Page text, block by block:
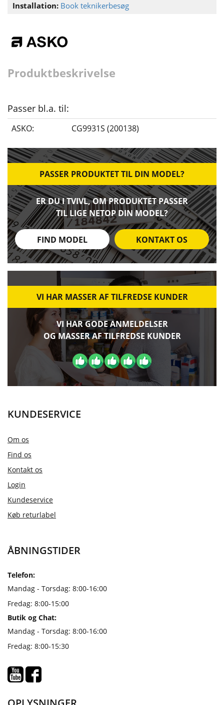
Installation: Book teknikerbesøg
Produktbeskrivelse
Passer bl.a. til:
ASKO: CG9931S (200138)
PASSER PRODUKTET TIL DIN MODEL?
ER DU I TVIVL, OM PRODUKTET PASSER
TIL LIGE NETOP DIN MODEL?
FIND MODEL KONTAKT OS
VI HAR MASSER AF TILFREDSE KUNDER
VI HAR GODE ANMELDELSER
OG MASSER AF TILFREDSE KUNDER
KUNDESERVICE
Om os
Find os
Kontakt os
Login
Kundeservice
Køb returlabel
ÅBNINGSTIDER
Telefon:
Mandag - Torsdag: 8:00-16:00
Fredag: 8:00-15:00
Butik og Chat:
Mandag - Torsdag: 8:00-16:00
Fredag: 8:00-15:30